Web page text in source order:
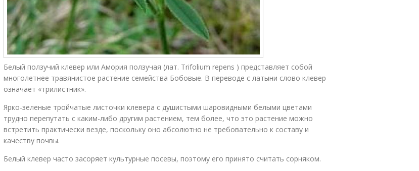
Белый ползучий клевер или Амория ползучая (лат. Trifolium repens ) представляет собой
многолетнее травянистое растение семейства Бобовые. В переводе с латыни слово клевер
означает «трилистник».
Ярко-зеленые тройчатые листочки клевера с душистыми шаровидными белыми цветами
трудно перепутать с каким-либо другим растением, тем более, что это растение можно
встретить практически везде, поскольку оно абсолютно не требовательно к составу и
качеству почвы.
Белый клевер часто засоряет культурные посевы, поэтому его принято считать сорняком.